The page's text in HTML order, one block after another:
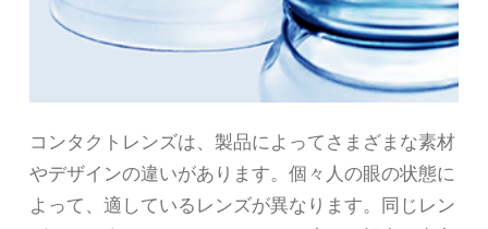
コンタクトレンズは、製品によってさまざまな素材
やデザインの違いがあります。個々人の眼の状態に
よって、適しているレンズが異なります。同じレン